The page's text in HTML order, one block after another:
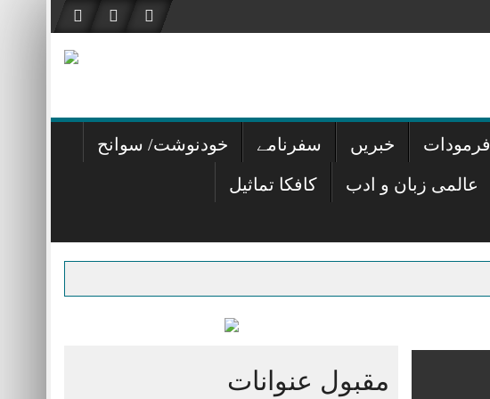
فرمودات خبریں سفرنامے خودنوشت/ سوانح
عالمی زبان و ادب کافکا تماثیل
مقبول عنوانات